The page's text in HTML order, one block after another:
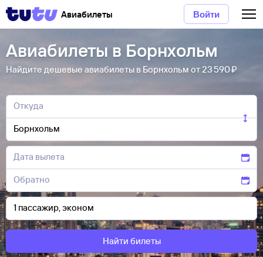
Авиабилеты Войти
Авиабилеты в Борнхольм
Найдите дешевые авиабилеты в Борнхольм от 23 ⁠590 ⁠₽
Найти билеты